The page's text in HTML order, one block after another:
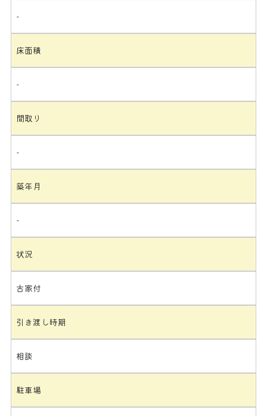
-
床面積
-
間取り
-
築年月
-
状況
古家付
引き渡し時期
相談
駐車場